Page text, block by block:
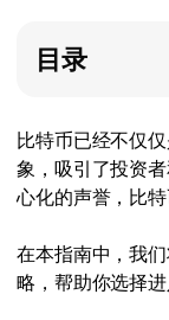
目录
比特币已经不仅
象，吸引了投资
心化的声誉，比
在本指南中，我
略，帮助你选择